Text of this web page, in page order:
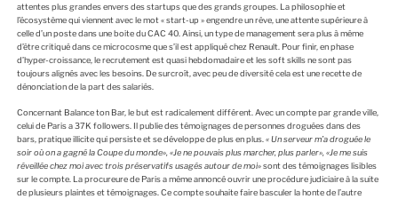
attentes plus grandes envers des startups que des grands groupes. La philosophie et
l’écosystème qui viennent avec le mot « start-up » engendre un rêve, une attente supérieure à
celle d’un poste dans une boite du CAC 40. Ainsi, un type de management sera plus à même
d’être critiqué dans ce microcosme que s’il est appliqué chez Renault. Pour finir, en phase
d’hyper-croissance, le recrutement est quasi hebdomadaire et les soft skills ne sont pas
toujours alignés avec les besoins. De surcroît, avec peu de diversité cela est une recette de
dénonciation de la part des salariés.
Concernant Balance ton Bar, le but est radicalement différent. Avec un compte par grande ville,
celui de Paris a 37K followers. Il publie des témoignages de personnes droguées dans des
bars, pratique illicite qui persiste et se développe de plus en plus. « Un serveur m’a droguée le
soir où on a gagné la Coupe du monde», «Je ne pouvais plus marcher, plus parler», «Je me suis
réveillée chez moi avec trois préservatifs usagés autour de moi»sont des témoignages lisibles
sur le compte. La procureure de Paris a même annoncé ouvrir une procédure judiciaire à la suite
de plusieurs plaintes et témoignages. Ce compte souhaite faire basculer la honte de l’autre